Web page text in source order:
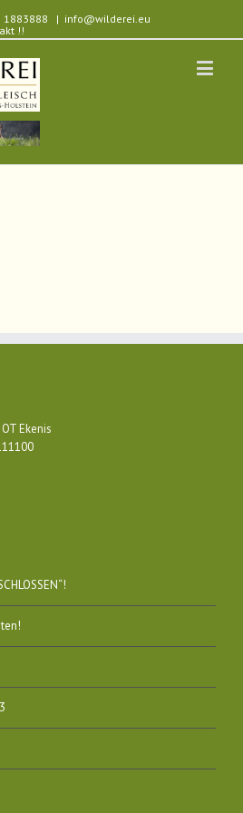
1883888
!!
| info@wilderei.eu
Ekenis